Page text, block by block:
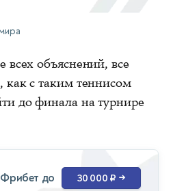
всех объяснений, все
как с таким теннисом
до финала на турнире
Фрибет до 30 000 ₽ →